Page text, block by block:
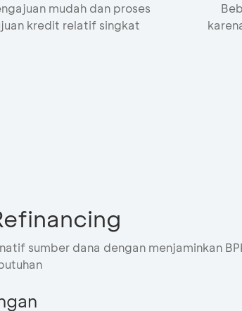
mudah dan proses
kredit relatif singkat
sumber dana dengan menjaminkan